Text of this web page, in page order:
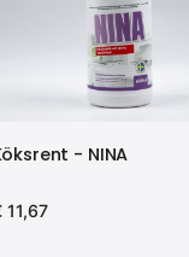
- NINA
11,67